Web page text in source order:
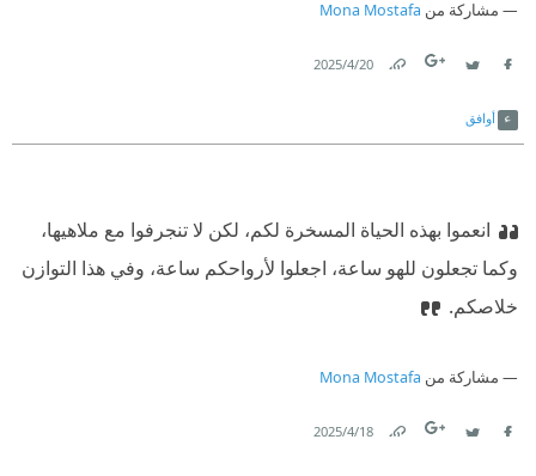
مشاركة من Mona Mostafa
20‏/4‏/2025
أوافق
انعموا بهذه الحياة المسخرة لكم، لكن لا تنجرفوا مع ملاهيها،
وكما تجعلون للهو ساعة، اجعلوا لأرواحكم ساعة، وفي هذا التوازن
خلاصكم.
مشاركة من Mona Mostafa
18‏/4‏/2025